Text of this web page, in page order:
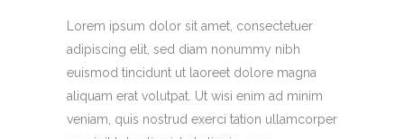
Lorem ipsum dolor sit amet, consectetuer
adipiscing elit, sed diam nonummy nibh
euismod tincidunt ut laoreet dolore magna
aliquam erat volutpat. Ut wisi enim ad minim
veniam, quis nostrud exerci tation ullamcorper